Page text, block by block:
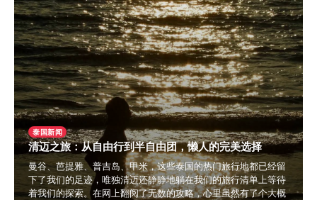
泰国新闻
清迈之旅：从自由行到半自由团，懒人的完美选择
曼谷、芭提雅、普吉岛、甲米，这些泰国的热门旅行地都已经留
下了我们的足迹，唯独清迈还静静地躺在我们的旅行清单上等待
着我们的探索。在网上翻阅了无数的攻略，心里虽然有了个大概